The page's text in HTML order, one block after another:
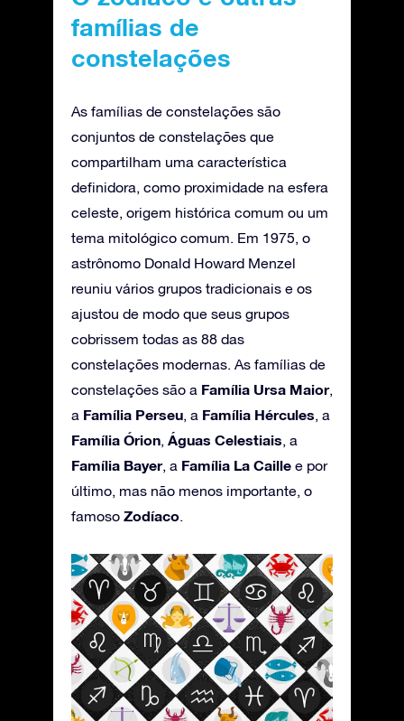
famílias de
constelações
As famílias de constelações são
conjuntos de constelações que
compartilham uma característica
definidora, como proximidade na esfera
celeste, origem histórica comum ou um
tema mitológico comum. Em 1975, o
astrônomo Donald Howard Menzel
reuniu vários grupos tradicionais e os
ajustou de modo que seus grupos
cobrissem todas as 88 das
constelações modernas. As famílias de
constelações são a Família Ursa Maior,
a Família Perseu , a Família Hércules , a
Família Órion Águas Celestiais , a
Família Bayer, a Família La Caille e por
último, mas não menos importante, o
famoso Zodíaco